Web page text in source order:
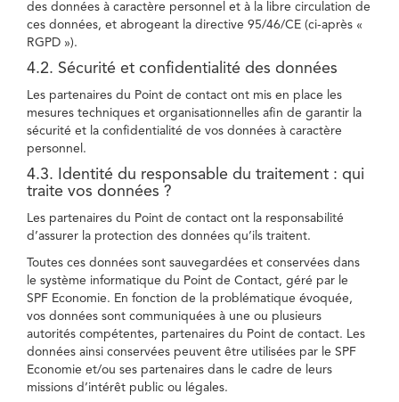
des données à caractère personnel et à la libre circulation de
ces données, et abrogeant la directive 95/46/CE (ci-après «
RGPD »).
4.2. Sécurité et confidentialité des données
Les partenaires du Point de contact ont mis en place les
mesures techniques et organisationnelles afin de garantir la
sécurité et la confidentialité de vos données à caractère
personnel.
4.3. Identité du responsable du traitement : qui
traite vos données ?
Les partenaires du Point de contact ont la responsabilité
d’assurer la protection des données qu’ils traitent.
Toutes ces données sont sauvegardées et conservées dans
le système informatique du Point de Contact, géré par le
SPF Economie. En fonction de la problématique évoquée,
vos données sont communiquées à une ou plusieurs
autorités compétentes, partenaires du Point de contact. Les
données ainsi conservées peuvent être utilisées par le SPF
Economie et/ou ses partenaires dans le cadre de leurs
missions d’intérêt public ou légales.